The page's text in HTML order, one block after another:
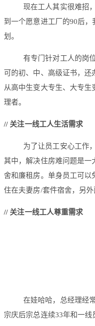
现在工人其实很难招
到一个愿意进工厂的90后
划。
有专门针对工人的岗
可的初、中、高级证书，
从高中生变大专生、大专
理者。
// 关注一线工人生活需求
为了让员工安心工作
其中，解决住房难问题是一
舍和廉租房。单身员工可以
住在夫妻房/套件宿舍，另
// 关注一线工人尊重需求
在娃哈哈，总经理经
宗庆后宗总连续33年和一线